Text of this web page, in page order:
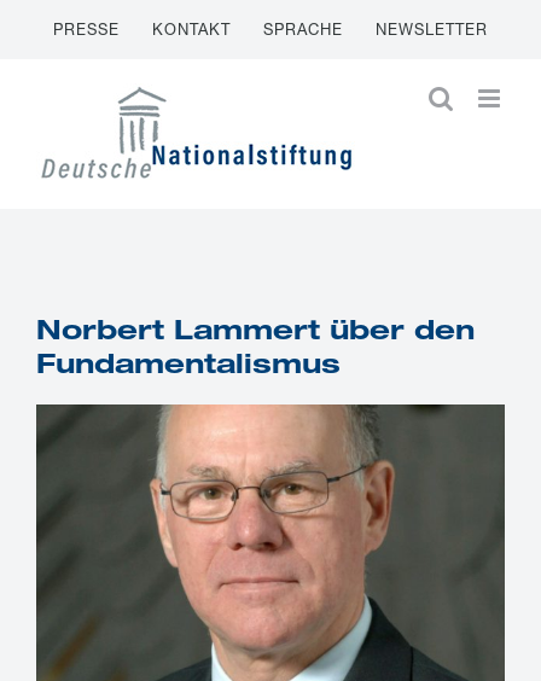
PRESSE KONTAKT SPRACHE NEWSLETTER
Norbert Lammert über den
Fundamentalismus